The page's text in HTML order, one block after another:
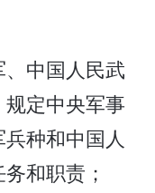
、中国人民武
定中央军事
种和中国人
和职责；